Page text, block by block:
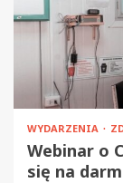
WYDARZENIA
Webinar o
się na